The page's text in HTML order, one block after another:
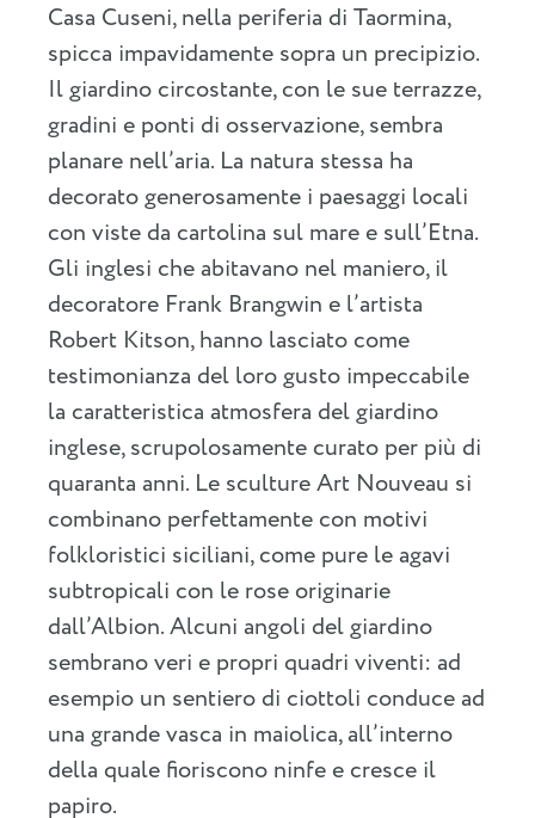
Casa Cuseni, nella periferia di Taormina,
spicca impavidamente sopra un precipizio.
Il giardino circostante, con le sue terrazze,
gradini e ponti di osservazione, sembra
planare nell’aria. La natura stessa ha
decorato generosamente i paesaggi locali
con viste da cartolina sul mare e sull’Etna.
Gli inglesi che abitavano nel maniero, il
decoratore Frank Brangwin e l’artista
Robert Kitson, hanno lasciato come
testimonianza del loro gusto impeccabile
la caratteristica atmosfera del giardino
inglese, scrupolosamente curato per più di
quaranta anni. Le sculture Art Nouveau si
combinano perfettamente con motivi
folkloristici siciliani, come pure le agavi
subtropicali con le rose originarie
dall’Albion. Alcuni angoli del giardino
sembrano veri e propri quadri viventi: ad
esempio un sentiero di ciottoli conduce ad
una grande vasca in maiolica, all’interno
della quale fioriscono ninfe e cresce il
papiro.